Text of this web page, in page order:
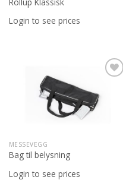
Login to see prices
Legg til
ønskeliste
MESSEVEGG
Bag til belysning
Login to see prices